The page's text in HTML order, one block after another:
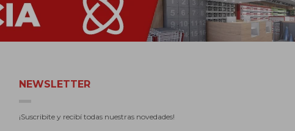
NEWSLETTER
¡Suscribite y recibí todas nuestras novedades!